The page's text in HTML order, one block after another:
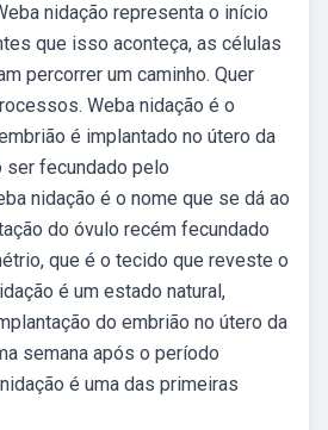
nidação representa o início
que isso aconteça, as células
percorrer um caminho. Quer
Weba nidação é o
é implantado no útero da
ser fecundado pelo
nidação é o nome que se dá ao
do óvulo recém fecundado
que é o tecido que reveste o
é um estado natural,
do embrião no útero da
semana após o período
é uma das primeiras